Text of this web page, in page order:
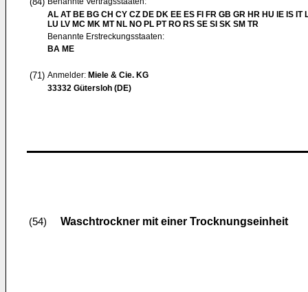
AL AT BE BG CH CY CZ DE DK EE ES FI FR GB GR HR HU IE IS IT
LU LV MC MK MT NL NO PL PT RO RS SE SI SK SM TR
Benannte Erstreckungsstaaten:
BA ME
(71) Anmelder: Miele & Cie. KG
33332 Gütersloh (DE)
(54) Waschtrockner mit einer Trocknungseinheit